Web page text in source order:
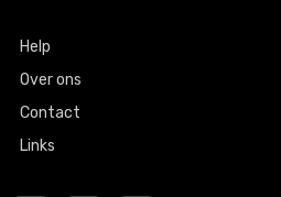
Help
Over ons
Contact
Links